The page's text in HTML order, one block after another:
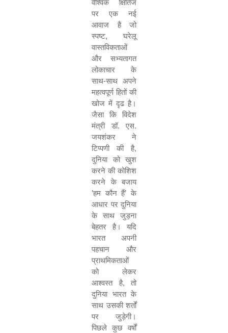
वैश्विक क्षितिज
पर एक नई
आवाज है जो
स्पष्ट, घरेलू
वास्तविकताओं
और सभ्यतागत
लोकाचार के
साथ-साथ अपने
महत्वपूर्ण हितों की
खोज में दृढ है़।
जैसा कि विदेश
मंत्री डॉ. एस.
जयशंकर ने
टिप्पणी की है,
दुनिया को खुश
करने की कोशिश
करने के बजाय
’हम कौन हैं’ के
आधार पर दुनिया
के साथ जुड़ना
बेहतर है। यदि
भारत अपनी
पहचान और
प्राथमिकताओं
को लेकर
आश्वस्त है, तो
दुनिया भारत के
साथ उसकी शर्तों
पर जुड़ेगी।
पिछले कुछ वर्षों